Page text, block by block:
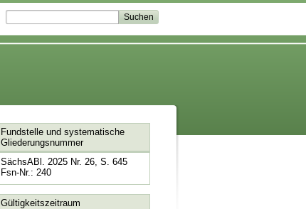
Fundstelle und systematische
Gliederungsnummer
SächsABl. 2025 Nr. 26, S. 645
Fsn-Nr.: 240
Gültigkeitszeitraum